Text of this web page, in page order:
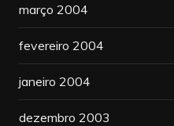
março 2004
fevereiro 2004
janeiro 2004
dezembro 2003